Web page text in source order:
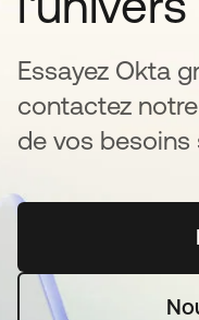
Essayez Okta
contactez
de vos besoins